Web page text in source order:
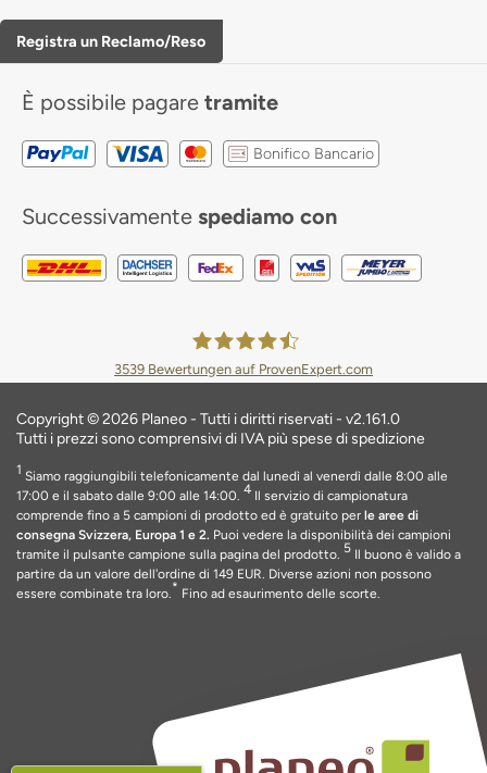
Registra un Reclamo/Reso
È possibile pagare tramite
Bonifico Bancario
Successivamente spediamo con
3539 Bewertungen auf ProvenExpert.com
Copyright © 2026 Planeo - Tutti i diritti riservati - v2.161.0
Tutti i prezzi sono comprensivi di IVA più spese di spedizione
1 Siamo raggiungibili telefonicamente dal lunedì al venerdì dalle 8:00 alle
17:00 e il sabato dalle 9:00 alle 14:00. 4 Il servizio di campionatura
comprende fino a 5 campioni di prodotto ed è gratuito per le aree di
consegna Svizzera, Europa 1 e 2. Puoi vedere la disponibilità dei campioni
tramite il pulsante campione sulla pagina del prodotto. 5 Il buono è valido a
partire da un valore dell'ordine di 149 EUR. Diverse azioni non possono
essere combinate tra loro.* Fino ad esaurimento delle scorte.